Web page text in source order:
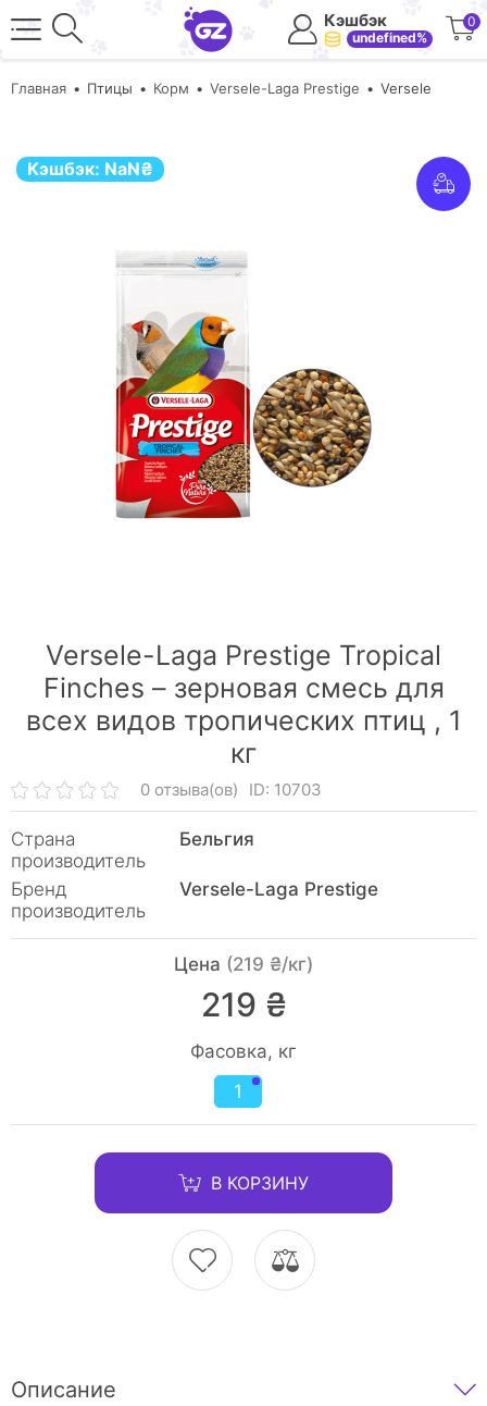
Кэшбэк
undefined%
0
Главная Птицы Корм Versele-Laga Prestige Versele
Кэшбэк: NaN₴
Versele-Laga Prestige Tropical
Finches – зерновая смесь для
всех видов тропических птиц , 1
кг
0 отзыва(ов) ID: 10703
Страна
производитель
Бельгия
Бренд
производитель
Versele-Laga Prestige
Цена (219 ₴/кг)
219 ₴
Фасовка, кг
1
В КОРЗИНУ
Описание